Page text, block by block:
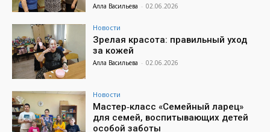
Алла Васильева - 02.06.2026
Новости
Зрелая красота: правильный уход
за кожей
Алла Васильева - 02.06.2026
Новости
Мастер‑класс «Семейный ларец»
для семей, воспитывающих детей
особой заботы